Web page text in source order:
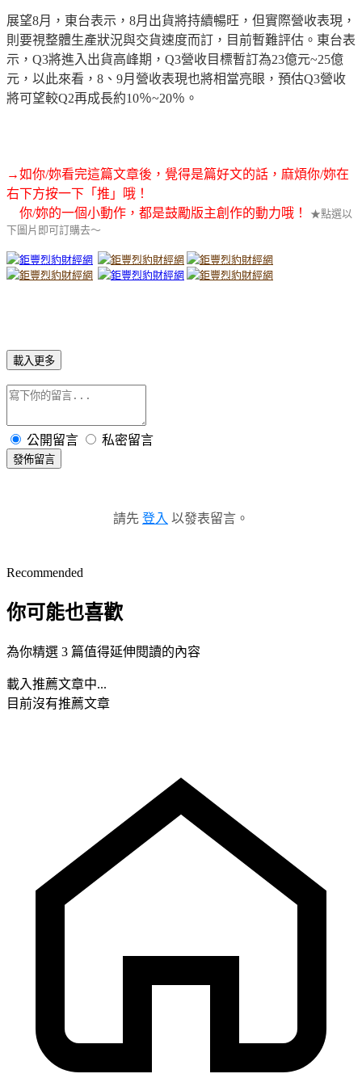
展望8月，東台表示，8月出貨將持續暢旺，但實際營收表現，
則要視整體生產狀況與交貨速度而訂，目前暫難評估。東台表
示，Q3將進入出貨高峰期，Q3營收目標暫訂為23億元~25億
元，以此來看，8、9月營收表現也將相當亮眼，預估Q3營收
將可望較Q2再成長約10％~20％。
→如你/妳看完這篇文章後，覺得是篇好文的話，麻煩你/妳在
右下方按一下「推」哦！
你/妳的一個小動作，都是鼓勵版主創作的動力哦！
★點選以
下圖片即可訂購去～
載入更多
公開留言 私密留言
發佈留言
請先 登入 以發表留言。
Recommended
你可能也喜歡
為你精選 3 篇值得延伸閱讀的內容
載入推薦文章中...
目前沒有推薦文章